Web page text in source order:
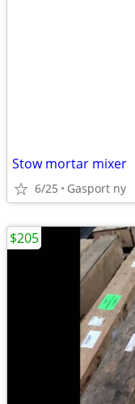
Stow mortar mixer
6/25 Gasport ny
$205